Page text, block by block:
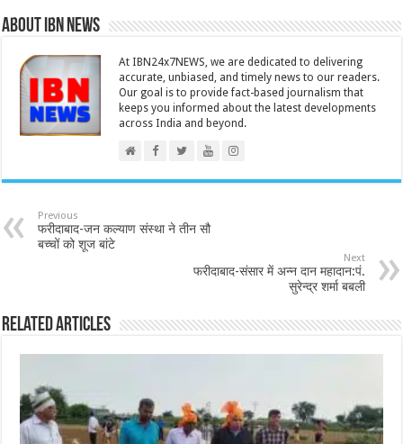
About IBN NEWS
At IBN24x7NEWS, we are dedicated to delivering
accurate, unbiased, and timely news to our readers.
Our goal is to provide fact-based journalism that
keeps you informed about the latest developments
across India and beyond.
Previous
फरीदाबाद-जन कल्याण संस्था ने तीन सौ
बच्चों को शूज बांटे
Next
फरीदाबाद-संसार में अन्न दान महादान:पं.
सुरेन्द्र शर्मा बबली
Related Articles